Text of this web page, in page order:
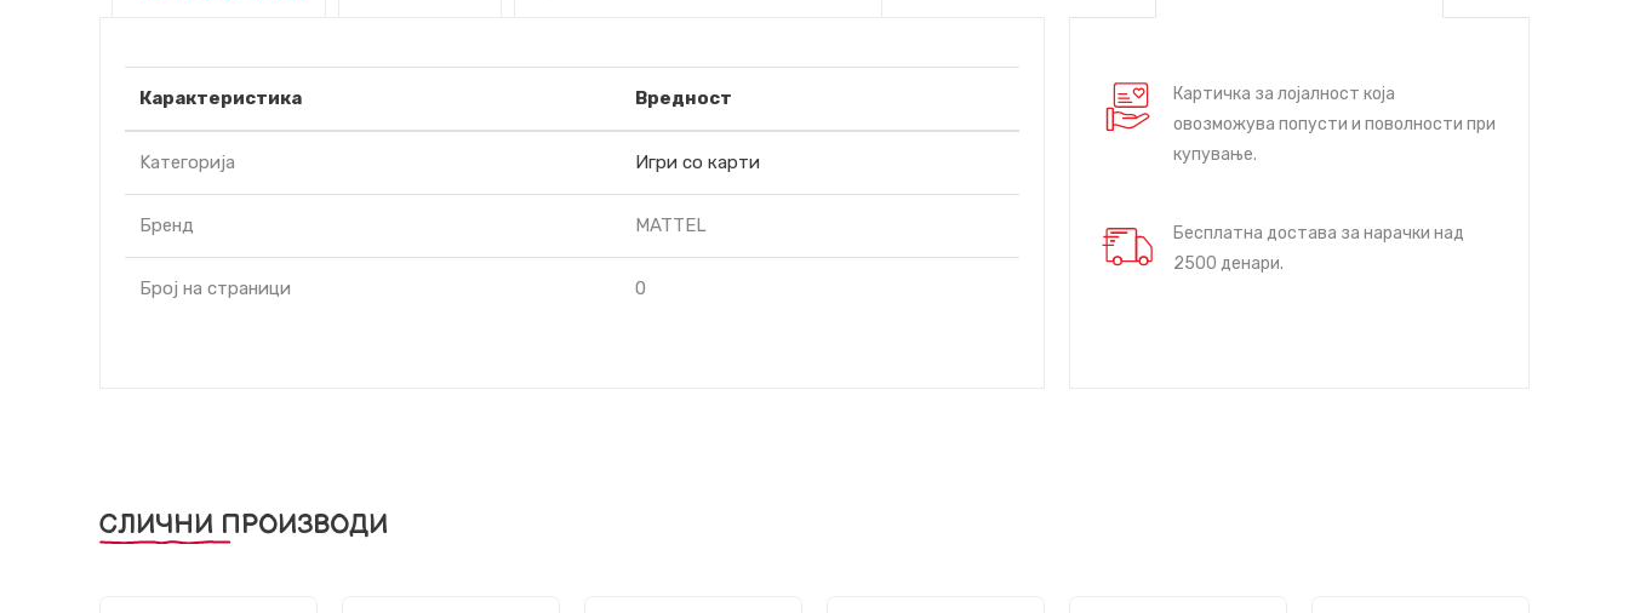
Карактеристика Вредност
Kатегорија Игри со карти
Бренд MATTEL
Број на страници 0
Картичка за лојалност која
овозможува попусти и поволности при
купување.
Бесплатна достава за нарачки над
2500 денари.
СЛИЧНИ ПРОИЗВОДИ